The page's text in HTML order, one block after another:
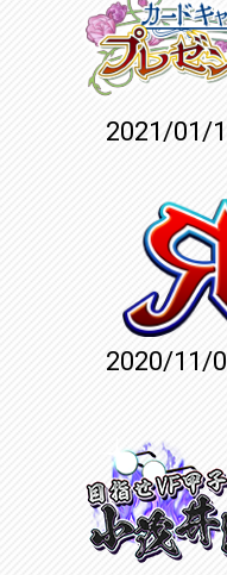
2021/01/
2020/11/